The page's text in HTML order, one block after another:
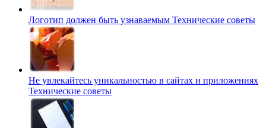
Логотип должен быть узнаваемым Технические советы
Не увлекайтесь уникальностью в сайтах и приложениях
Технические советы